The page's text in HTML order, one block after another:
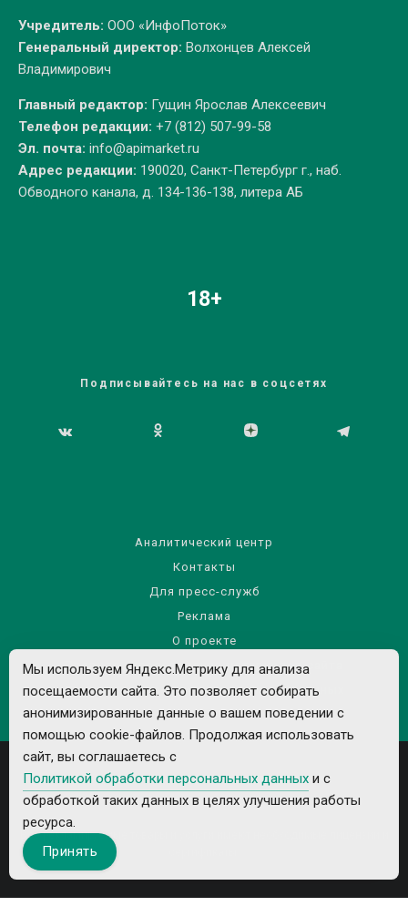
Учредитель: ООО «ИнфоПоток»
Генеральный директор: Волхонцев Алексей
Владимирович
Главный редактор: Гущин Ярослав Алексеевич
Телефон редакции: +7 (812) 507-99-58
Эл. почта: info@apimarket.ru
Адрес редакции: 190020, Санкт-Петербург г., наб.
Обводного канала, д. 134-136-138, литера АБ
18+
Подписывайтесь на нас в соцсетях
Аналитический центр
Контакты
Для пресс-служб
Реклама
О проекте
Правила использования материалов сайта
Политика обработки персональных данных
Все рекламируемые товары и услуги имеют необходимые лицензии и
Мы используем Яндекс.Метрику для анализа
посещаемости сайта. Это позволяет собирать
анонимизированные данные о вашем поведении с
помощью cookie-файлов. Продолжая использовать
сайт, вы соглашаетесь с
Политикой обработки персональных данных и с
обработкой таких данных в целях улучшения работы
ресурса.
Принять